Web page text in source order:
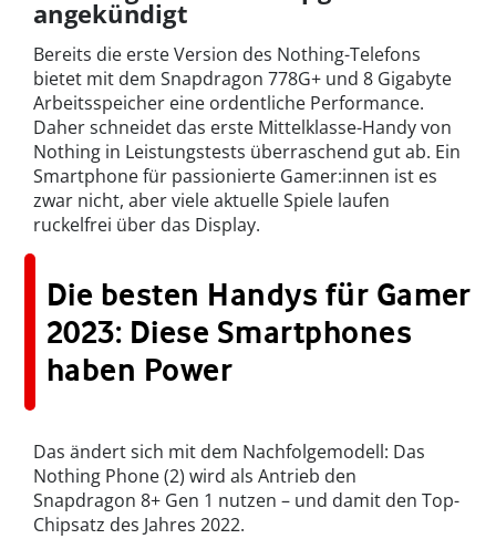
angekündigt
Bereits die erste Version des Nothing-Telefons
bietet mit dem Snapdragon 778G+ und 8 Gigabyte
Arbeitsspeicher eine ordentliche Performance.
Daher schneidet das erste Mittelklasse-Handy von
Nothing in Leistungstests überraschend gut ab. Ein
Smartphone für passionierte Gamer:innen ist es
zwar nicht, aber viele aktuelle Spiele laufen
ruckelfrei über das Display.
Die besten Handys für Gamer
2023: Diese Smartphones
haben Power
Das ändert sich mit dem Nachfolgemodell: Das
Nothing Phone (2) wird als Antrieb den
Snapdragon 8+ Gen 1 nutzen – und damit den Top-
Chipsatz des Jahres 2022.